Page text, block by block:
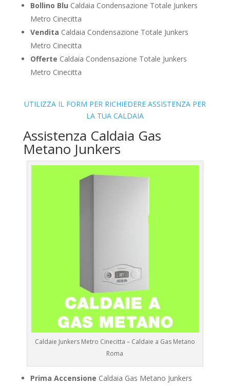
Bollino Blu Caldaia Condensazione Totale Junkers
Metro Cinecitta
Vendita Caldaia Condensazione Totale Junkers
Metro Cinecitta
Offerte Caldaia Condensazione Totale Junkers
Metro Cinecitta
UTILIZZA IL FORM PER RICHIEDERE ASSISTENZA PER
LA TUA CALDAIA
Assistenza Caldaia Gas
Metano Junkers
Caldaie Junkers Metro Cinecitta – Caldaie a Gas Metano
Roma
Prima Accensione Caldaia Gas Metano Junkers